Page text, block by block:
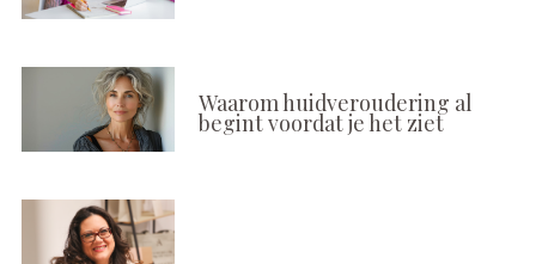
Waarom huidveroudering al
begint voordat je het ziet